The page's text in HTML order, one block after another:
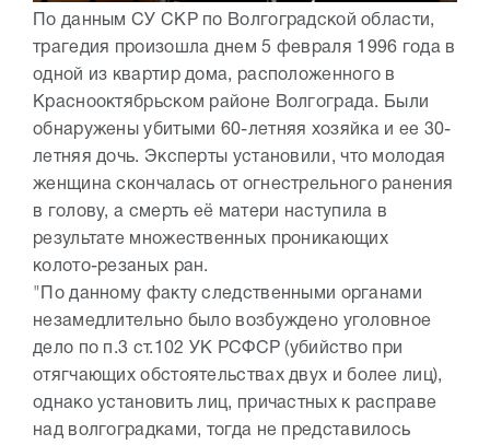
По данным СУ СКР по Волгоградской области,
трагедия произошла днем 5 февраля 1996 года в
одной из квартир дома, расположенного в
Краснооктябрьском районе Волгограда. Были
обнаружены убитыми 60-летняя хозяйка и ее 30-
летняя дочь. Эксперты установили, что молодая
женщина скончалась от огнестрельного ранения
в голову, а смерть её матери наступила в
результате множественных проникающих
колото-резаных ран.
"По данному факту следственными органами
незамедлительно было возбуждено уголовное
дело по п.3 ст.102 УК РСФСР (убийство при
отягчающих обстоятельствах двух и более лиц),
однако установить лиц, причастных к расправе
над волгоградками, тогда не представилось